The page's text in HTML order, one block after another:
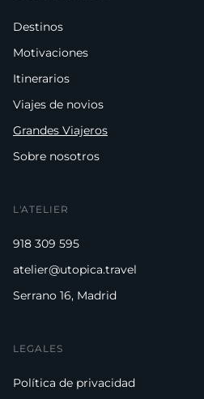
Destinos
Motivaciones
Itinerarios
Viajes de novios
Grandes Viajeros
Sobre nosotros
L'ATELIER
918 309 595
atelier@utopica.travel
Serrano 16, Madrid
LEGALES
Política de privacidad